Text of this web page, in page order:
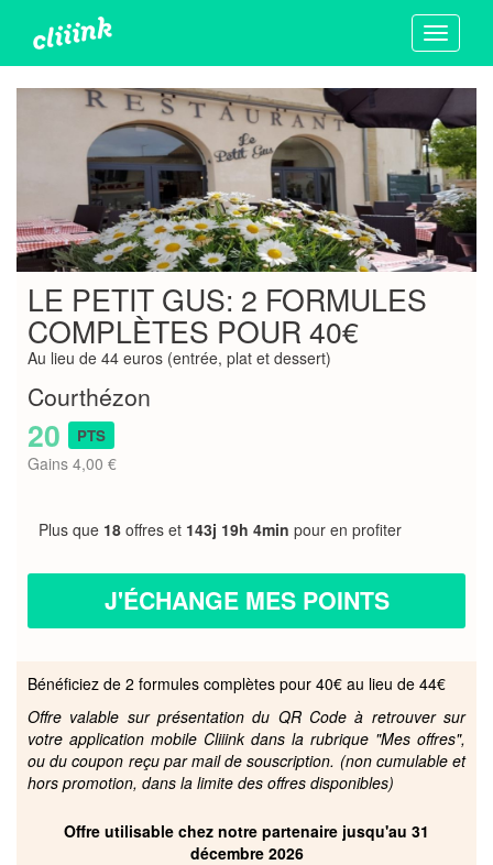
Toggle
LE PETIT GUS: 2 FORMULES
COMPLÈTES POUR 40€
Au lieu de 44 euros (entrée, plat et dessert)
Courthézon
20 PTS
Gains 4,00 €
Plus que 18 offres et 143j 19h 4min pour en profiter
J'ÉCHANGE MES POINTS
Bénéficiez de 2 formules complètes pour 40€ au lieu de 44€
Offre valable sur présentation du QR Code à retrouver sur
votre application mobile Cliiink dans la rubrique "Mes offres",
ou du coupon reçu par mail de souscription. (non cumulable et
hors promotion, dans la limite des offres disponibles)
Offre utilisable chez notre partenaire jusqu'au 31
décembre 2026